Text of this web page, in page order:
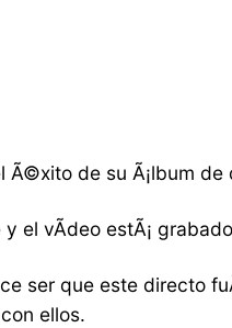
Ã©xito de su Ã¡lbum
el vÃ­deo estÃ¡
ser que este directo
ellos.